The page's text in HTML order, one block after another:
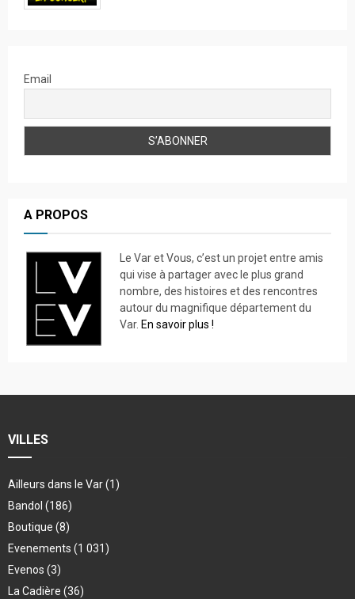
Email
A PROPOS
Le Var et Vous, c’est un projet entre amis
qui vise à partager avec le plus grand
nombre, des histoires et des rencontres
autour du magnifique département du
Var. En savoir plus !
VILLES
Ailleurs dans le Var(1)
Bandol (186)
Boutique (8)
Evenements (1 031)
Evenos (3)
La Cadière (36)